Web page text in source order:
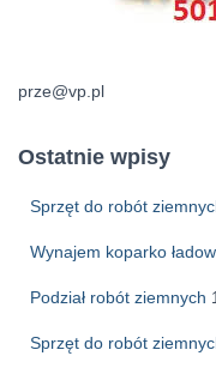
prze@vp.pl
Ostatnie wpisy
Sprzęt do robót
Wynajem koparko
Podział robót ziemnych
Sprzęt do robót